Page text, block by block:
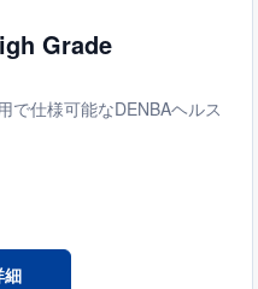
Grade
で仕様可能なDENBAヘルス
細